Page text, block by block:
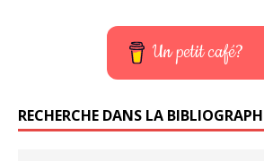
Un petit café?
RECHERCHE DANS LA